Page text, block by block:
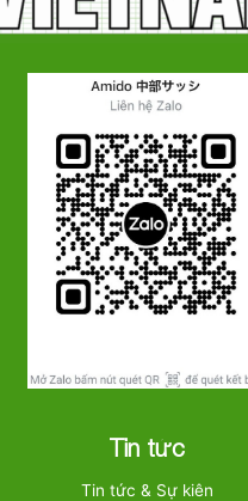
Tin tức
Tin tức & Sự kiên